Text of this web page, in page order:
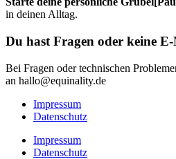
in deinen Alltag.
Du hast Fragen oder keine
Bei Fragen oder technischen
an hallo@equinality.de
Impressum
Datenschutz
Impressum
Datenschutz